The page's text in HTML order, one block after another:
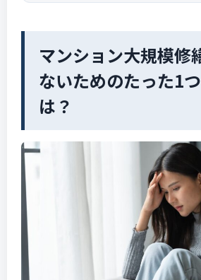
マンション大規模修
ないためのたった1
は？